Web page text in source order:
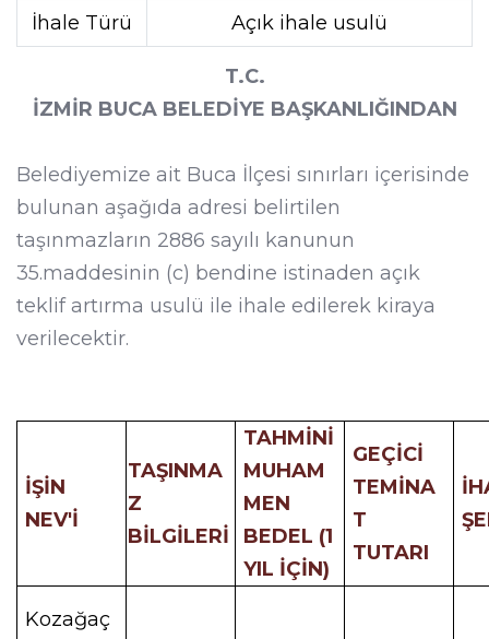
İhale Türü
Açık ihale usulü
T.C.
İZMİR BUCA BELEDİYE BAŞKANLIĞINDAN
Belediyemize ait Buca İlçesi sınırları içerisinde
bulunan aşağıda adresi belirtilen
taşınmazların 2886 sayılı kanunun
35.maddesinin (c) bendine istinaden açık
teklif artırma usulü ile ihale edilerek kiraya
verilecektir.
İŞİN
NEV'İ
TAŞINMA
Z
BİLGİLERİ
TAHMİNİ
MUHAM
MEN
BEDEL (1
YIL İÇİN)
GEÇİCİ
TEMİNA
T
TUTARI
Kozağaç